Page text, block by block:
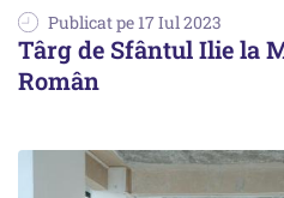
Publicat pe 17 Iul 2023
Târg de Sfântul Ilie la
Român